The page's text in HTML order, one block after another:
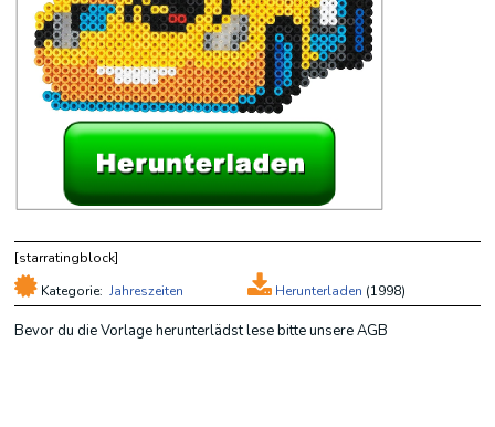
[starratingblock]
Herunterladen (1998)
Kategorie: Jahreszeiten
Bevor du die Vorlage herunterlädst lese bitte unsere AGB